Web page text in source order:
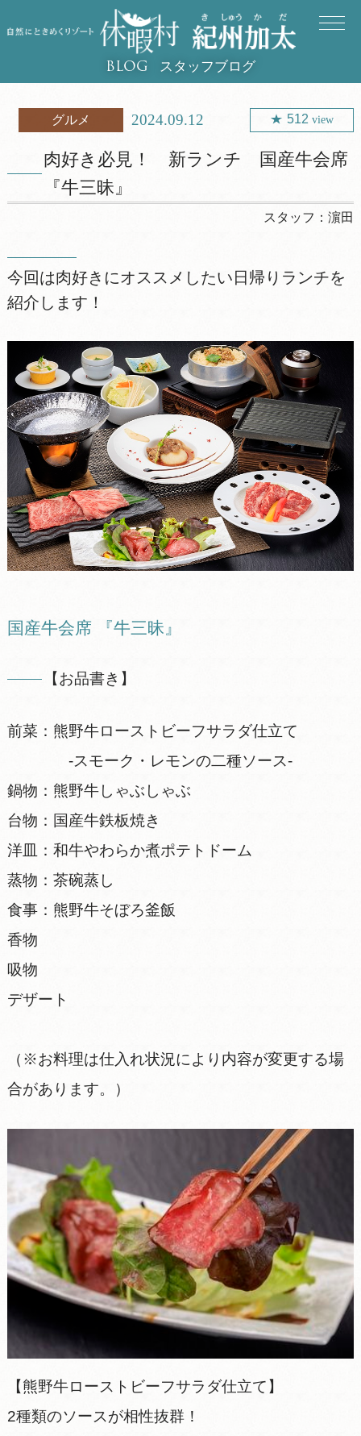
BLOG スタッフブログ
グルメ 2024.09.12 512 view
肉好き必見！ 新ランチ 国産牛会席
『牛三昧』
スタッフ：濵田
今回は肉好きにオススメしたい日帰りランチを
紹介します！
国産牛会席 『牛三昧』
【お品書き】
前菜：熊野牛ローストビーフサラダ仕立て
-スモーク・レモンの二種ソース-
鍋物：熊野牛しゃぶしゃぶ
台物：国産牛鉄板焼き
洋皿：和牛やわらか煮ポテトドーム
蒸物：茶碗蒸し
食事：熊野牛そぼろ釜飯
香物
吸物
デザート
（※お料理は仕入れ状況により内容が変更する場
合があります。）
【熊野牛ローストビーフサラダ仕立て】
2種類のソースが相性抜群！